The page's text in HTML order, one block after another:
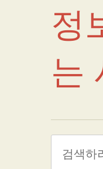
정
는